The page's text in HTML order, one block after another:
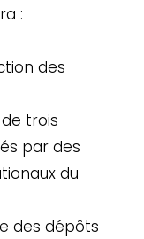
:
des
trois
par des
du
des dépôts